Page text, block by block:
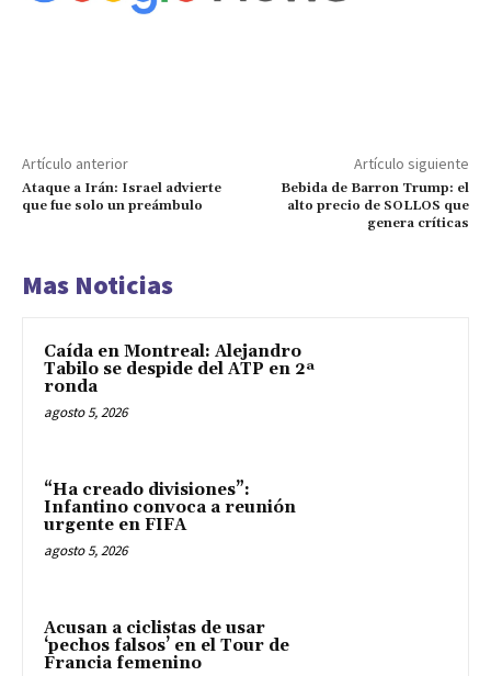
Artículo anterior
Ataque a Irán: Israel advierte
que fue solo un preámbulo
Artículo siguiente
Bebida de Barron Trump: el
alto precio de SOLLOS que
genera críticas
Mas Noticias
Caída en Montreal: Alejandro
Tabilo se despide del ATP en 2ª
ronda
agosto 5, 2026
“Ha creado divisiones”:
Infantino convoca a reunión
urgente en FIFA
agosto 5, 2026
Acusan a ciclistas de usar
‘pechos falsos’ en el Tour de
Francia femenino